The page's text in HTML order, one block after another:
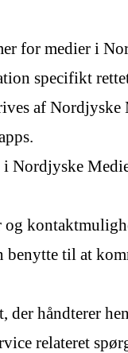
for medier i
specifikt
af Nordjyske
Nordjyske
benytte til at
håndterer
relateret